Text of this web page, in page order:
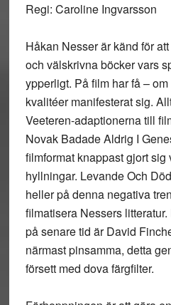
Regi: Caroline Ingvarsson
Håkan Nesser är känd för
och välskrivna böcker vars
ypperligt. På film har få –
kvalitéer manifesterat sig.
Veeteren-adaptionerna till
Novak Badade Aldrig I
filmformat knappast gjort sig
hyllningar. Levande Och
heller på denna negativa
filmatisera Nessers
på senare tid är David
närmast pinsamma, detta
försett med dova färgfilter.